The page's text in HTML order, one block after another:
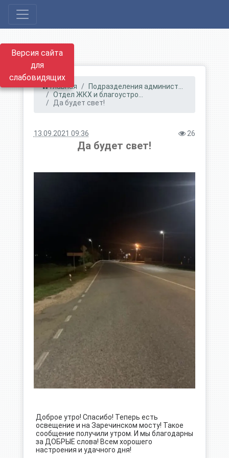
Версия сайта
для
слабовидящих
Главная
Подразделения админист...
Отдел ЖКХ и благоустро...
Да будет свет!
13.09.2021 09:36 26
Да будет свет!
Доброе утро! Спасибо! Теперь есть
освещение и на Заречинском мосту! Такое
сообщение получили утром. И мы благодарны
за ДОБРЫЕ слова! Всем хорошего
настроения и удачного дня!